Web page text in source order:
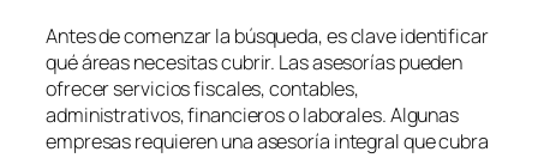
Antes de comenzar la búsqueda, es clave identificar
qué áreas necesitas cubrir. Las asesorías pueden
ofrecer servicios fiscales, contables,
administrativos, financieros o laborales. Algunas
empresas requieren una asesoría integral que cubra